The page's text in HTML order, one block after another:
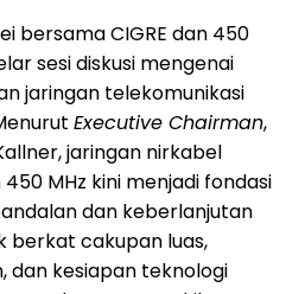
bersama CIGRE dan 450
sesi diskusi mengenai
jaringan telekomunikasi
Executive Chairman,
jaringan nirkabel
MHz kini menjadi fondasi
dan keberlanjutan
berkat cakupan luas,
dan kesiapan teknologi